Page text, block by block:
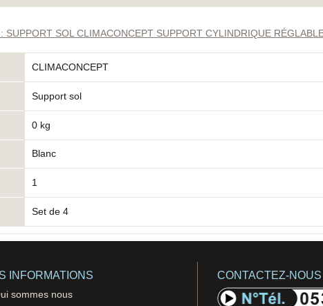
SOL CLIMACONCEPT SUPPORT CYLINDRIQUE
CLIMACONCEPT
Support sol
0 kg
Blanc
1
Set de 4
INFORMATIONS
sommes nous
CONTACTEZ-NOUS